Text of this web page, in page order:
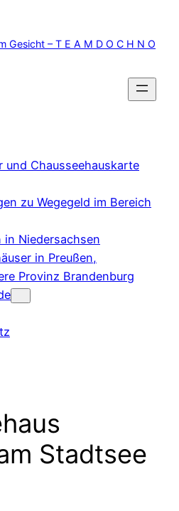
Gesicht – T E A M D O C H N O
und Chausseehauskarte
zu Wegegeld im Bereich
in Niedersachsen
in Preußen,
Provinz Brandenburg
Stadtsee